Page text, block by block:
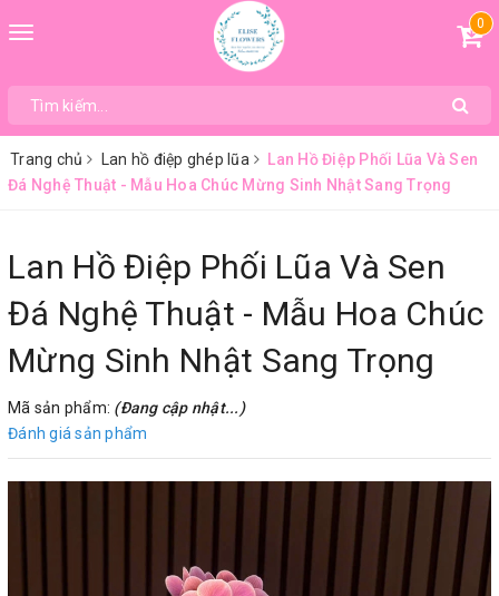
Toggle
0
Trang chủ Lan hồ điệp ghép lũa
Lan Hồ Điệp Phối Lũa Và Sen
Đá Nghệ Thuật - Mẫu Hoa Chúc Mừng Sinh Nhật Sang Trọng
Lan Hồ Điệp Phối Lũa Và Sen
Đá Nghệ Thuật - Mẫu Hoa Chúc
Mừng Sinh Nhật Sang Trọng
Mã sản phẩm: (Đang cập nhật...)
Đánh giá sản phẩm